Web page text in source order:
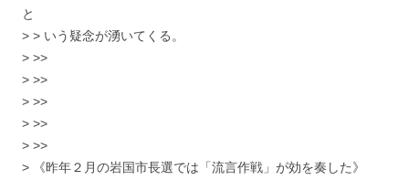
と
> > いう疑念が湧いてくる。
> >>
> >>
> >>
> >>
> >>
> 《昨年２月の岩国市長選では「流言作戦」が効を奏した》